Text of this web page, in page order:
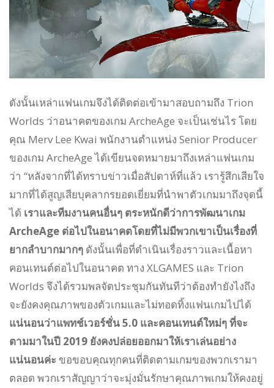
ดังนั้นเหล่าแฟนเกมจึงได้ติดต่อเข้ามาสอบถามถึง Trion
Worlds ว่าอนาคตของเกม ArcheAge จะเป็นเช่นไร โดย
คุณ Merv Lee Kwai พนักงานตำแหน่ง Senior Producer
ของเกม ArcheAge ได้เขียนจดหมายมาถึงเหล่าแฟนเกม
ว่า “หลังจากที่ได้ทราบข่าวเมื่อสัปดาห์ที่แล้ว เรารู้สึกเสียใจ
มากที่ได้สูญเสียบุคลากรยอดเยี่ยมที่นำพาตัวเกมมาถึงจุดนี้
ได้ เราและทีมงานคนอื่นๆ ตระหนักดีว่าการพัฒนาเกม
ArcheAge ต่อไปในอนาคตโดยที่ไม่มีพวกเขาเป็นเรื่องที่
ยากลำบากมากๆ ดังนั้นเพื่อที่ดำเนินเรื่องราวและเนื้อหา
คอนเทนต์ต่อไปในอนาคต ทาง XLGAMES และ Trion
Worlds จึงได้รวมพลจัดประชุมกันทันทีว่าต้องทำยังไงถึง
จะยังคงคุณภาพของตัวเกมและไม่ทอดทิ้งแฟนเกมไปได้
แน่นอนว่าแพทช์เวอร์ชั่น 5.0 และคอนเทนต์ใหม่ๆ ที่จะ
ตามมาในปี 2019 ยังคงปล่อยออกมาให้เราเล่นอย่าง
แน่นอนค่ะ ขอขอบคุณทุกคนที่ติดตามเกมของพวกเรามา
ตลอด พวกเราสัญญาว่าจะมุ่งมั่นรักษาคุณภาพเกมให้คงอยู่